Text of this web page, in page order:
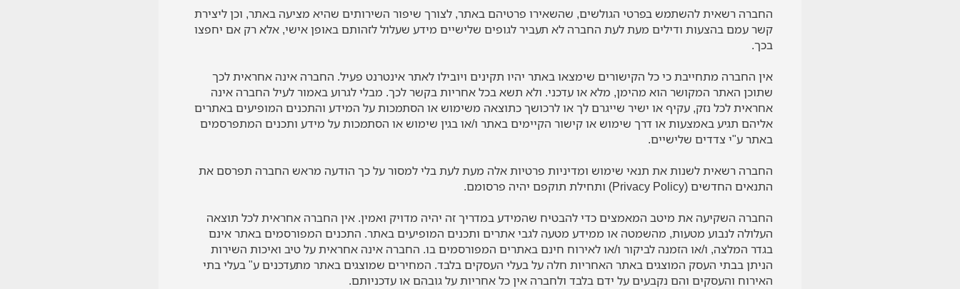
החברה רשאית להשתמש בפרטי הגולשים, שהשאירו פרטיהם באתר, לצורך שיפור השירותים שהיא מציעה באתר, וכן ליצירת
קשר עמם בהצעות ודילים מעת לעת החברה לא תעביר לגופים שלישיים מידע שעלול לזהותם באופן אישי, אלא רק אם יחפצו
בכך.
אין החברה מתחייבת כי כל הקישורים שימצאו באתר יהיו תקינים ויובילו לאתר אינטרנט פעיל. החברה אינה אחראית לכך
שתוכן האתר המקושר הוא מהימן, מלא או עדכני. ולא תשא בכל אחריות בקשר לכך. מבלי לגרוע באמור לעיל החברה אינה
אחראית לכל נזק, עקיף או ישיר שייגרם לך או לרכושך כתוצאה משימוש או הסתמכות על המידע והתכנים המופיעים באתרים
אליהם תגיע באמצעות או דרך שימוש או קישור הקיימים באתר ו/או בגין שימוש או הסתמכות על מידע ותכנים המתפרסמים
באתר ע"י צדדים שלישיים.
החברה רשאית לשנות את תנאי שימוש ומדיניות פרטיות אלה מעת לעת בלי למסור על כך הודעה מראש החברה תפרסם את
התנאים החדשים (Privacy Policy) ותחילת תוקפם יהיה פרסומם.
החברה השקיעה את מיטב המאמצים כדי להבטיח שהמידע במדריך זה יהיה מדויק ואמין. אין החברה אחראית לכל תוצאה
העלולה לנבוע מטעות, מהשמטה או ממידע מטעה לגבי אתרים ותכנים המופיעים באתר. התכנים המפורסמים באתר אינם
בגדר המלצה, ו/או הזמנה לביקור ו/או לאירוח חינם באתרים המפורסמים בו. החברה אינה אחראית על טיב ואיכות השירות
הניתן בבתי העסק המוצגים באתר האחריות חלה על בעלי העסקים בלבד. המחירים שמוצגים באתר מתעדכנים ע" בעלי בתי
האירוח והעסקים והם נקבעים על ידם בלבד ולחברה אין כל אחריות על גובהם או עדכניותם.